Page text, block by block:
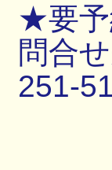
★要予
問合
251-